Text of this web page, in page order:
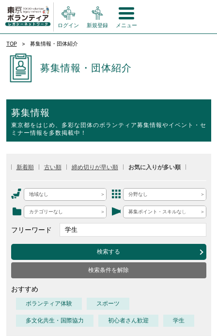
ログイン 新規登録 メニュー
TOP 募集情報・団体紹介
募集情報・団体紹介
募集情報
東京都をはじめ、多彩な団体のボランティア募集情報やイベント・セ
ミナー情報を多数掲載中！
新着順 古い順 締め切りが早い順 お気に入りが多い順
地域なし 分野なし
カテゴリーなし 募集ポイント・スキルなし
フリーワード
検索する
検索条件を解除
おすすめ
ボランティア体験 スポーツ
多文化共生・国際協力 初心者さん歓迎 学生